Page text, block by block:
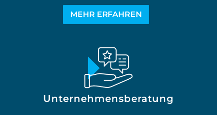
MEHR ERFAHREN
Unternehmensberatung